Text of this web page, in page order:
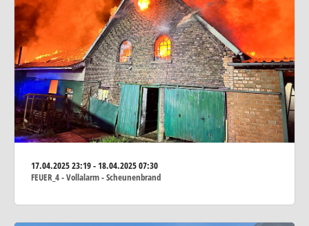
17.04.202523:19 - 18.04.2025 07:30
FEUER_4 - Vollalarm - Scheunenbrand